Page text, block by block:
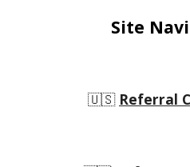
Site
🇺🇸 Referral